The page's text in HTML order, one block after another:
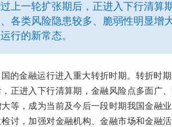
上一轮扩张期后，正进入下行清算
各类风险隐患较多、脆弱性明显增
行的新常态。
的金融运行进入重大转折时期。转折时
正进入下行清算期，金融风险点多面广
等，成为当前及今后一段时期我国金融
讨，加强对金融机构、金融市场和金融